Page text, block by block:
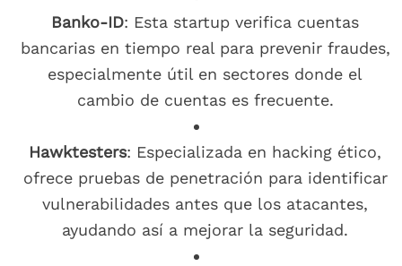
Banko-ID: Esta startup verifica cuentas
bancarias en tiempo real para prevenir fraudes,
especialmente útil en sectores donde el
cambio de cuentas es frecuente.
Hawktesters: Especializada en hacking ético,
ofrece pruebas de penetración para identificar
vulnerabilidades antes que los atacantes,
ayudando así a mejorar la seguridad.